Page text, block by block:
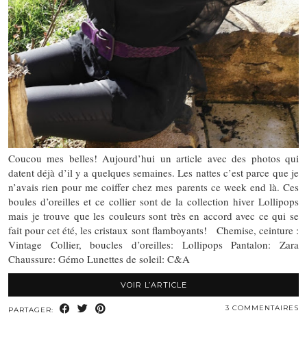
Coucou mes belles! Aujourd’hui un article avec des photos qui
datent déjà d’il y a quelques semaines. Les nattes c’est parce que je
n’avais rien pour me coiffer chez mes parents ce week end là. Ces
boules d’oreilles et ce collier sont de la collection hiver Lollipops
mais je trouve que les couleurs sont très en accord avec ce qui se
fait pour cet été, les cristaux sont flamboyants! Chemise, ceinture :
Vintage Collier, boucles d’oreilles: Lollipops Pantalon: Zara
Chaussure: Gémo Lunettes de soleil: C&A
VOIR L’ARTICLE
PARTAGER: 3 COMMENTAIRES